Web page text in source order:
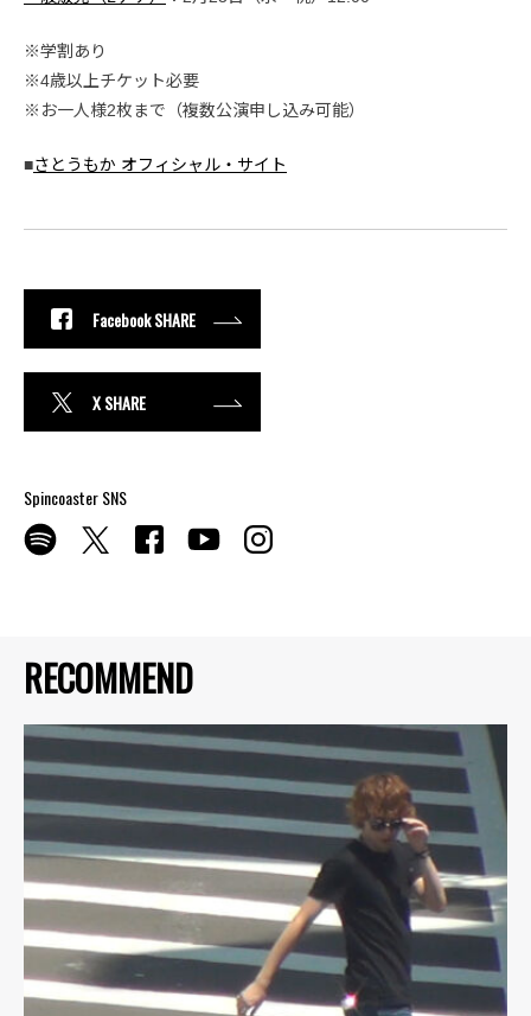
RECOMMEND
※学割あり
※4歳以上チケット必要
※お一人様2枚まで（複数公演申し込み可能）
■さとうもか オフィシャル・サイト
Facebook SHARE
X SHARE
Spincoaster SNS